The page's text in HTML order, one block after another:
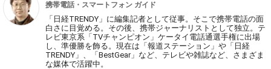
携帯電話・スマートフォン ガイド
「日経TRENDY」に編集記者として従事。そこで携帯電話の面
白さに目覚める。その後、携帯ジャーナリストとして独立。テ
レビ東京系「TVチャンピオン」ケータイ電話通選手権に出場
し、準優勝を飾る。現在は「報道ステーション」や「日経
TRENDY」、「BestGear」など、テレビや雑誌など、さまざま
な媒体で活躍中。